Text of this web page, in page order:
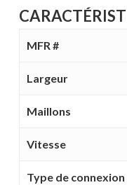
Votre
MFR #
Largeur
Maillons
Vitesse
Type de connexion